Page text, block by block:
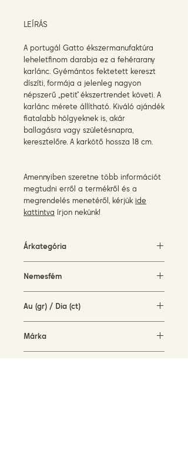
LEÍRÁS
A portugál Gatto ékszermanufaktúra
leheletfinom darabja ez a fehérarany
karlánc. Gyémántos fektetett kereszt
díszíti, formája a jelenleg nagyon
népszerű „petit” ékszertrendet követi. A
karlánc mérete állítható. Kiváló ajándék
fiatalabb hölgyeknek is, akár
ballagásra vagy születésnapra,
keresztelőre. A karkötő hossza 18 cm.
Amennyiben szeretne több információt
megtudni erről a termékről és a
megrendelés menetéről, kérjük ide
kattintva írjon nekünk!
Árkategória
Nemesfém
Au (gr) / Dia (ct)
Márka